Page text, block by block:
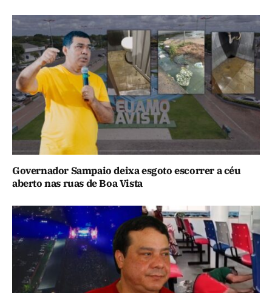
Governador Sampaio deixa esgoto escorrer a céu
aberto nas ruas de Boa Vista